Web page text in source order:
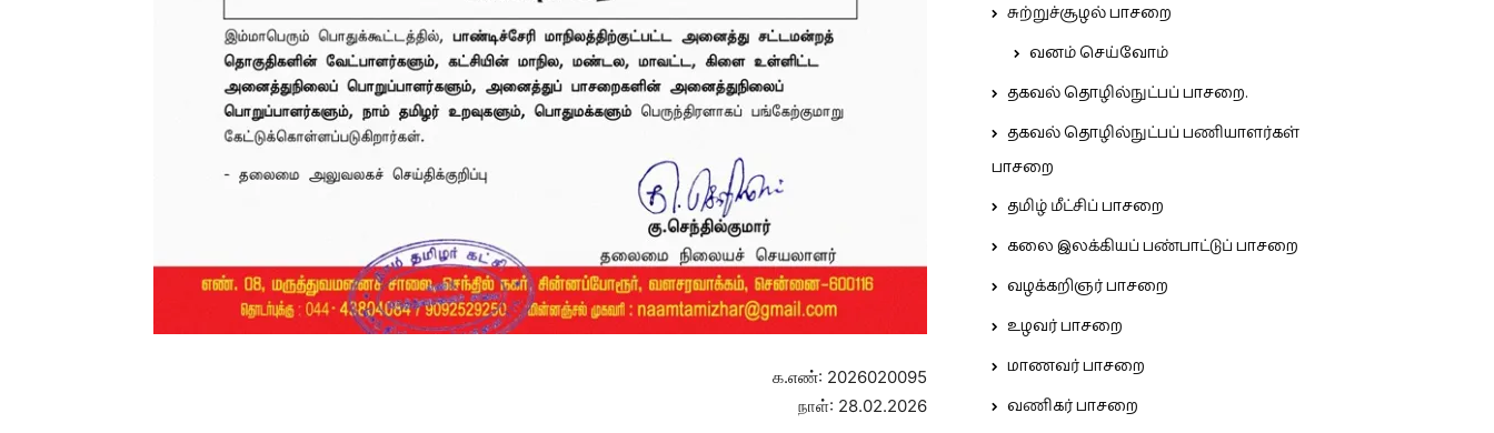
க.எண்: 2026020095
நாள்: 28.02.2026
சுற்றுச்சூழல் பாசறை
வனம் செய்வோம்
தகவல் தொழில்நுட்பப் பாசறை.
தகவல் தொழில்நுட்பப் பணியாளர்கள்
பாசறை
தமிழ் மீட்சிப் பாசறை
கலை இலக்கியப் பண்பாட்டுப் பாசறை
வழக்கறிஞர் பாசறை
உழவர் பாசறை
மாணவர் பாசறை
வணிகர் பாசறை